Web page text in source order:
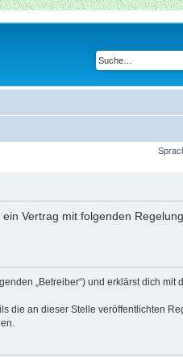
Vertrag mit folgenden
„Betreiber“) und erklärst dich mit
die an dieser Stelle veröffentlichten